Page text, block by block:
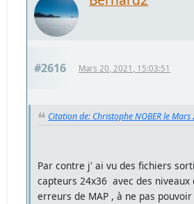
#2616 Mars 20, 2021, 15:03:51
Citation de: Christophe NOBER le
Par contre j' ai vu des fichiers
capteurs 24x36 avec des niveaux
erreurs de MAP , à ne pas